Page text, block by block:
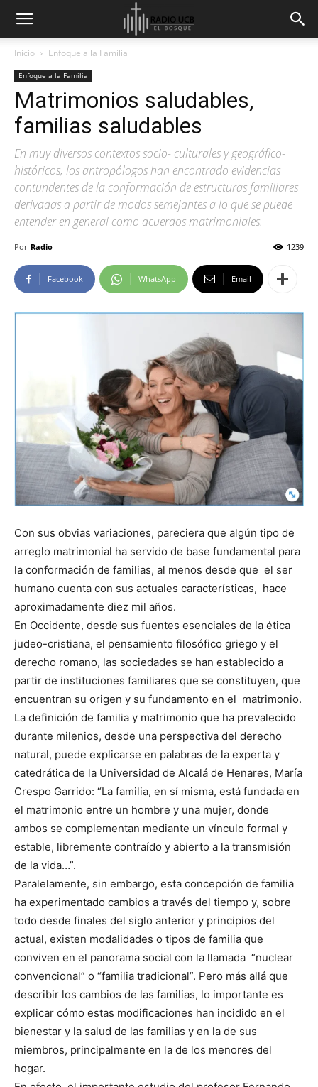
Inicio Enfoque a la Familia
Enfoque a la Familia
Matrimonios saludables,
familias saludables
En muy diversos contextos socio- culturales y geográfico-
históricos, los antropólogos han encontrado evidencias
contundentes de la conformación de estructuras familiares
derivadas a partir de modos semejantes a lo que se puede
entender en general como acuerdos matrimoniales.
Por Radio - 1239
Facebook WhatsApp Email
Con sus obvias variaciones, pareciera que algún tipo de
arreglo matrimonial ha servido de base fundamental para
la conformación de familias, al menos desde que el ser
humano cuenta con sus actuales características, hace
aproximadamente diez mil años.
En Occidente, desde sus fuentes esenciales de la ética
judeo-cristiana, el pensamiento filosófico griego y el
derecho romano, las sociedades se han establecido a
partir de instituciones familiares que se constituyen, que
encuentran su origen y su fundamento en el matrimonio.
La definición de familia y matrimonio que ha prevalecido
durante milenios, desde una perspectiva del derecho
natural, puede explicarse en palabras de la experta y
catedrática de la Universidad de Alcalá de Henares, María
Crespo Garrido: “La familia, en sí misma, está fundada en
el matrimonio entre un hombre y una mujer, donde
ambos se complementan mediante un vínculo formal y
estable, libremente contraído y abierto a la transmisión
de la vida…”.
Paralelamente, sin embargo, esta concepción de familia
ha experimentado cambios a través del tiempo y, sobre
todo desde finales del siglo anterior y principios del
actual, existen modalidades o tipos de familia que
conviven en el panorama social con la llamada “nuclear
convencional” o “familia tradicional”. Pero más allá que
describir los cambios de las familias, lo importante es
explicar cómo estas modificaciones han incidido en el
bienestar y la salud de las familias y en la de sus
miembros, principalmente en la de los menores del
hogar.